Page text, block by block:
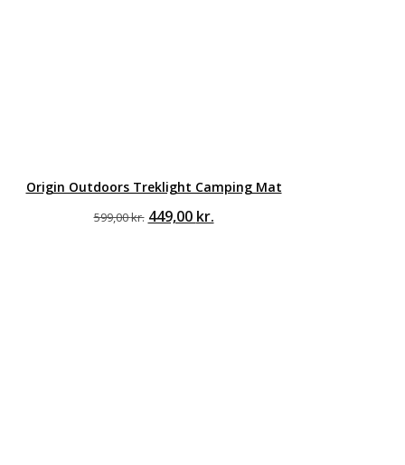
Origin Outdoors Treklight Camping Mat
599,00kr. Den
449,00 kr.Den